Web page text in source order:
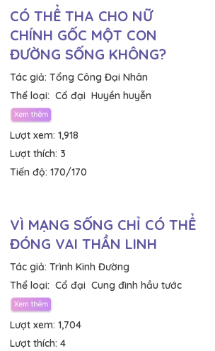
CÓ THỂ THA CHO NỮ
CHÍNH GỐC MỘT CON
ĐƯỜNG SỐNG KHÔNG?
Tác giả: Tổng Công Đại Nhân
Thể loại: Cổ đại Huyền huyễn
Lượt xem: 1,918
Lượt thích: 3
Tiến độ: 170/170
VÌ MẠNG SỐNG CHỈ CÓ THỂ
ĐÓNG VAI THẦN LINH
Tác giả: Trình Kinh Đường
Thể loại: Cổ đại Cung đình hầu tước
Lượt xem: 1,704
Lượt thích: 4